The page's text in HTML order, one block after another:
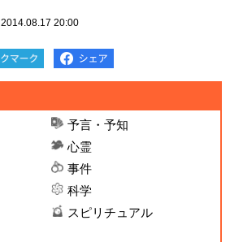
2014.08.17 20:00
予言・予知
心霊
事件
科学
スピリチュアル